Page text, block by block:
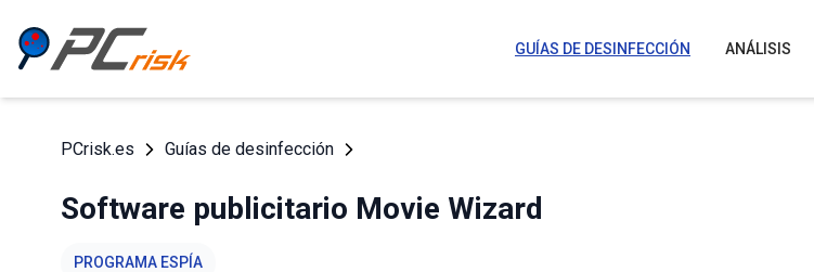
GUÍAS DE DESINFECCIÓN ANÁLISIS
PCrisk.es Guías de desinfección
Software publicitario Movie Wizard
PROGRAMA ESPÍA